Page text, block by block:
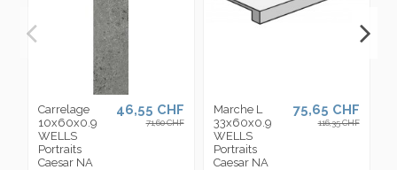
Carrelage
10x60x0.9
WELLS
Portraits
Caesar NA
46,55 CHF
71,60 CHF
Marche L
33x60x0.9
WELLS
Portraits
Caesar NA
75,65 CHF
116,35 CHF